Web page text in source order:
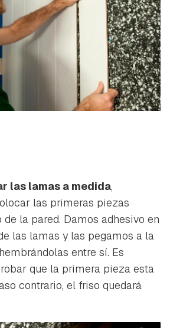
las lamas a medida,
las primeras piezas
la pared. Damos adhesivo en
las lamas y las pegamos a la
entre sí. Es
que la primera pieza esta
contrario, el friso quedará